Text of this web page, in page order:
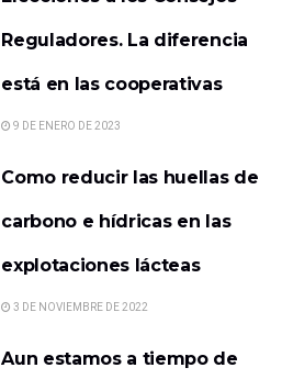
Reguladores. La diferencia
está en las cooperativas
9 DE ENERO DE 2023
Como reducir las huellas de
carbono e hídricas en las
explotaciones lácteas
3 DE NOVIEMBRE DE 2022
Aun estamos a tiempo de